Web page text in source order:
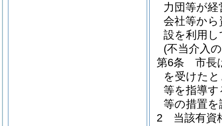
力団等が
会社等か
設を利用
(不当介入
第6条
市長
を受けた
等を指導
等の措置
2
当該有資